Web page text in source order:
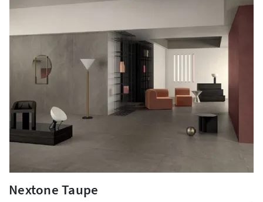
Nextone Taupe